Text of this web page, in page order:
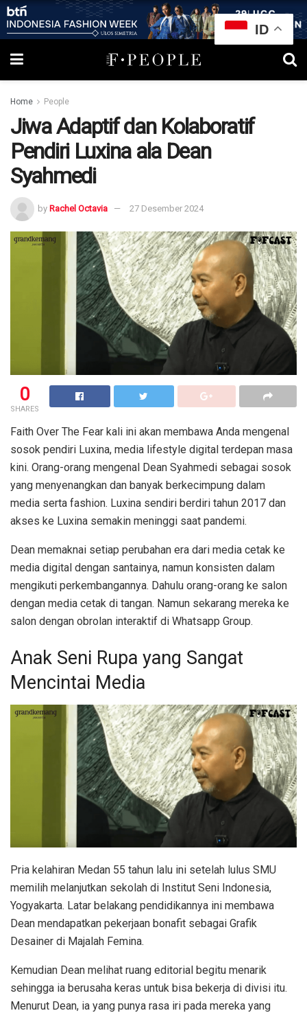
Home People
Jiwa Adaptif dan Kolaboratif
Pendiri Luxina ala Dean
Syahmedi
by Rachel Octavia 27 Desember 2024
0
SHARES
Faith Over The Fear kali ini akan membawa Anda mengenal
sosok pendiri Luxina, media lifestyle digital terdepan masa
kini. Orang-orang mengenal Dean Syahmedi sebagai sosok
yang menyenangkan dan banyak berkecimpung dalam
media serta fashion. Luxina sendiri berdiri tahun 2017 dan
akses ke Luxina semakin meninggi saat pandemi.
Dean memaknai setiap perubahan era dari media cetak ke
media digital dengan santainya, namun konsisten dalam
mengikuti perkembangannya. Dahulu orang-orang ke salon
dengan media cetak di tangan. Namun sekarang mereka ke
salon dengan obrolan interaktif di Whatsapp Group.
Anak Seni Rupa yang Sangat
Mencintai Media
Pria kelahiran Medan 55 tahun lalu ini setelah lulus SMU
memilih melanjutkan sekolah di Institut Seni Indonesia,
Yogyakarta. Latar belakang pendidikannya ini membawa
Dean mendapatkan pekerjaan bonafit sebagai Grafik
Desainer di Majalah Femina.
Kemudian Dean melihat ruang editorial begitu menarik
sehingga ia berusaha keras untuk bisa bekerja di divisi itu.
Menurut Dean, ia yang punya rasa iri pada mereka yang
ID